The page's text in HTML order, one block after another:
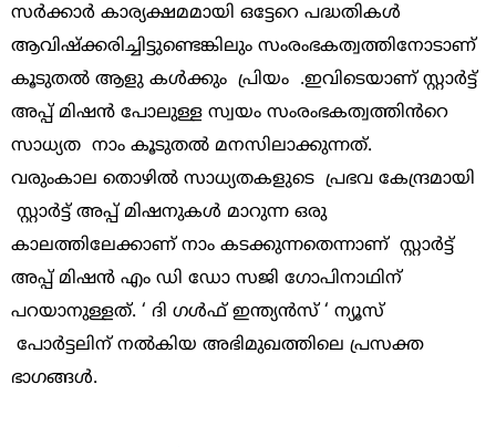
സർക്കാർ കാര്യക്ഷമമായി ഒട്ടേറെ പദ്ധതികൾ
ആവിഷ്‌ക്കരിച്ചിട്ടുണ്ടെങ്കിലും സംരംഭകത്വത്തിനോടാണ്
കൂടുതൽ ആളു കൾക്കും പ്രിയം .ഇവിടെയാണ് സ്റ്റാർട്ട്
അപ്പ് മിഷൻ പോലുള്ള സ്വയം സംരംഭകത്വത്തിൻറെ
സാധ്യത നാം കൂടുതൽ മനസിലാക്കുന്നത്.
വരുംകാല തൊഴിൽ സാധ്യതകളുടെ പ്രഭവ കേന്ദ്രമായി
സ്റ്റാർട്ട് അപ്പ് മിഷനുകൾ മാറുന്ന ഒരു
കാലത്തിലേക്കാണ് നാം കടക്കുന്നതെന്നാണ് സ്റ്റാർട്ട്
അപ്പ് മിഷൻ എം ഡി ഡോ സജി ഗോപിനാഥിന്
പറയാനുള്ളത്. ‘ ദി ഗൾഫ് ഇന്ത്യൻസ് ‘ ന്യൂസ്
പോർട്ടലിന് നൽകിയ അഭിമുഖത്തിലെ പ്രസക്ത
ഭാഗങ്ങൾ.